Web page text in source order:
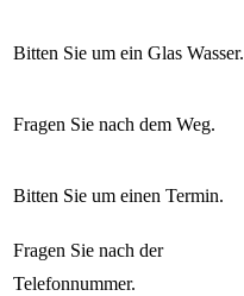
Bitten Sie um ein Glas Wasser.
Fragen Sie nach dem Weg.
Bitten Sie um einen Termin.
Fragen Sie nach der
Telefonnummer.